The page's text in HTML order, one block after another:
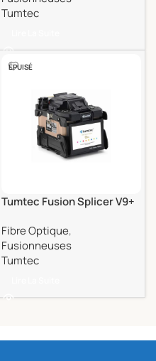
Tumtec
ÉPUISÉ
Tumtec Fusion Splicer V9+
Fibre Optique,
Fusionneuses
Tumtec